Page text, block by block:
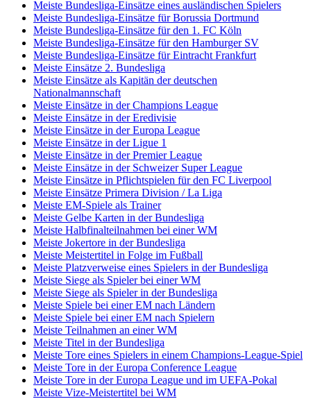
Meiste Bundesliga-Einsätze eines ausländischen Spielers
Meiste Bundesliga-Einsätze für Borussia Dortmund
Meiste Bundesliga-Einsätze für den 1. FC Köln
Meiste Bundesliga-Einsätze für den Hamburger SV
Meiste Bundesliga-Einsätze für Eintracht Frankfurt
Meiste Einsätze 2. Bundesliga
Meiste Einsätze als Kapitän der deutschen
Nationalmannschaft
Meiste Einsätze in der Champions League
Meiste Einsätze in der Eredivisie
Meiste Einsätze in der Europa League
Meiste Einsätze in der Ligue 1
Meiste Einsätze in der Premier League
Meiste Einsätze in der Schweizer Super League
Meiste Einsätze in Pflichtspielen für den FC Liverpool
Meiste Einsätze Primera Division / La Liga
Meiste EM-Spiele als Trainer
Meiste Gelbe Karten in der Bundesliga
Meiste Halbfinalteilnahmen bei einer WM
Meiste Jokertore in der Bundesliga
Meiste Meistertitel in Folge im Fußball
Meiste Platzverweise eines Spielers in der Bundesliga
Meiste Siege als Spieler bei einer WM
Meiste Siege als Spieler in der Bundesliga
Meiste Spiele bei einer EM nach Ländern
Meiste Spiele bei einer EM nach Spielern
Meiste Teilnahmen an einer WM
Meiste Titel in der Bundesliga
Meiste Tore eines Spielers in einem Champions-League-Spiel
Meiste Tore in der Europa Conference League
Meiste Tore in der Europa League und im UEFA-Pokal
Meiste Vize-Meistertitel bei WM